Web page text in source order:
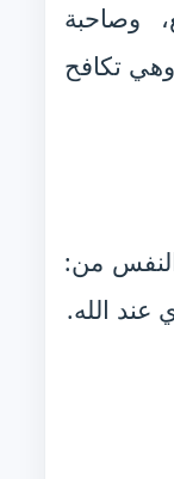
وصاحبة
تكافح
من:
عند الله.